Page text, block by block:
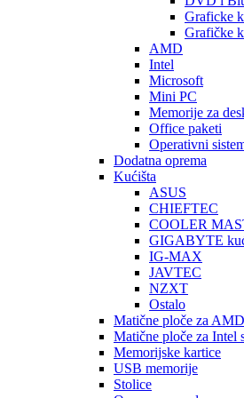
Graficke
Grafičke
AMD
Intel
Microsoft
Mini PC
Memorije za
Office paketi
Operativni
Dodatna oprema
Kućišta
ASUS
CHIEFTEC
COOLER
GIGABYTE
IG-MAX
JAVTEC
NZXT
Ostalo
Matične ploče za
Matične ploče za Intel
Memorijske kartice
USB memorije
Stolice